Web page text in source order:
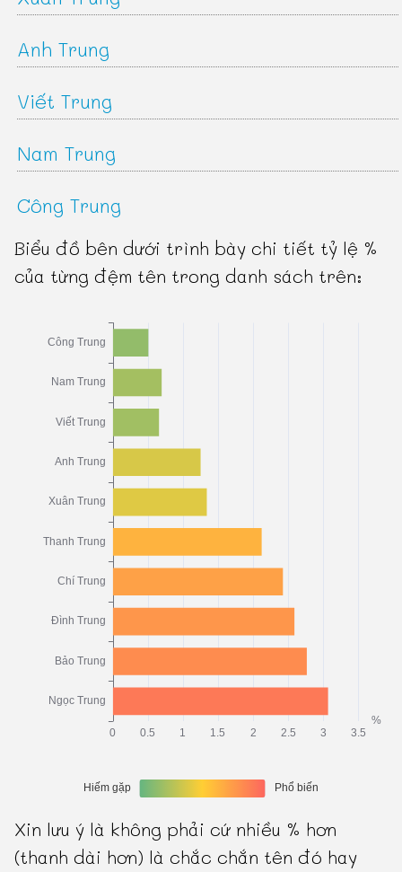
Anh Trung
Viết Trung
Nam Trung
Công Trung
Biểu đồ bên dưới trình bày chi tiết tỷ lệ %
của từng đệm tên trong danh sách trên:
Xin lưu ý là không phải cứ nhiều % hơn
(thanh dài hơn) là chắc chắn tên đó hay